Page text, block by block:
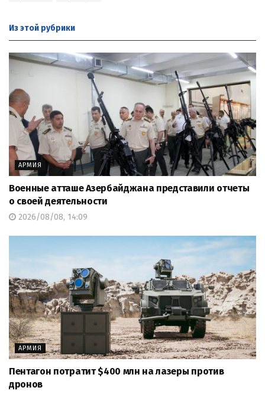
Из этой рубрики
АРМИЯ
Военные атташе Азербайджана представили отчеты
о своей деятельности
2026/08/08, 14:09
АРМИЯ
Пентагон потратит $400 млн на лазеры против
дронов